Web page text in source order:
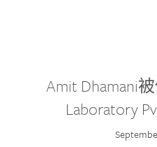
Amit Dhamani
Laboratory